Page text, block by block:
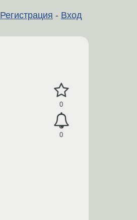
Регистрация - Вход
0
0